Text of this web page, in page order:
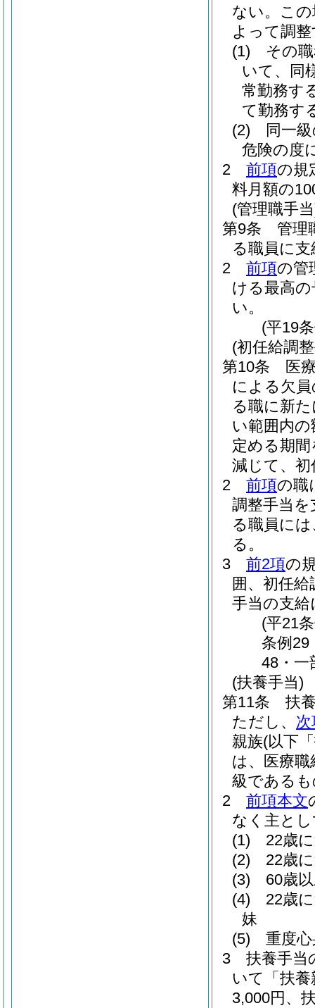
ない。 こ
よって調
(1)
その
いて、同
常勤務す
て勤務す
(2)
同一
危険の度
2
前項の規
料月額の
(管理職手
第9条
管理
る職員に
2
前項の管
ける最高
い。
(平19
(初任給調
第10条
医
による欠
る職に新
い範囲内
定める期
減じて、
2
前項の職
調整手当
る職員には
る。
3
前2項の
囲、初任
手当の支
(平21
条例29
48・一
(扶養手当)
第11条
扶
ただし、
親族(以下
は、医療職
級である
2
前項本文
なく主と
(1)
22歳
(2)
22歳
(3)
60歳
(4)
22歳
妹
(5)
重度
3
扶養手当
いて「扶
3,000円、